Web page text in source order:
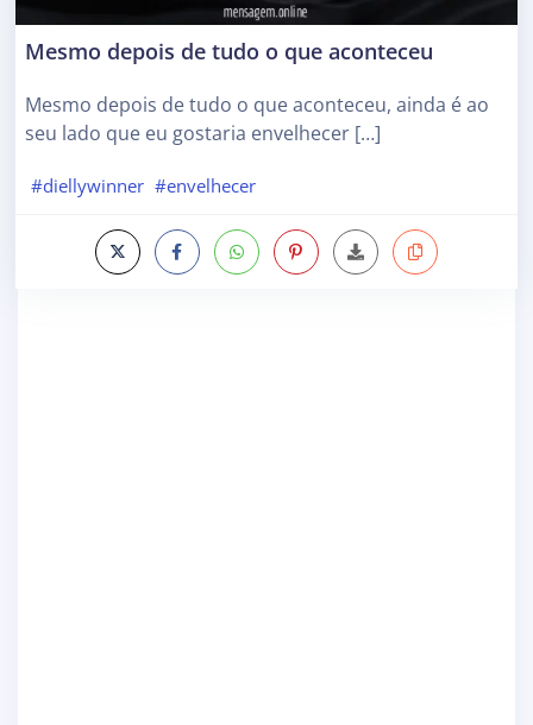
Mesmo depois de tudo o que aconteceu
Mesmo depois de tudo o que aconteceu, ainda é ao
seu lado que eu gostaria envelhecer […]
#diellywinner #envelhecer